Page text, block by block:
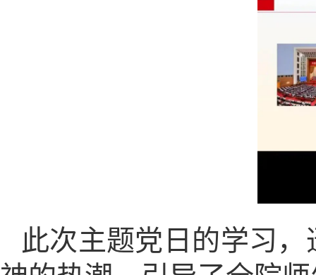
此次主题党日的学习